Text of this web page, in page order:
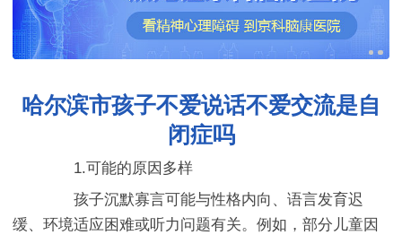
哈尔滨市孩子不爱说话不爱交流是自
闭症吗
1.可能的原因多样
孩子沉默寡言可能与性格内向、语言发育迟
缓、环境适应困难或听力问题有关。例如，部分儿童因